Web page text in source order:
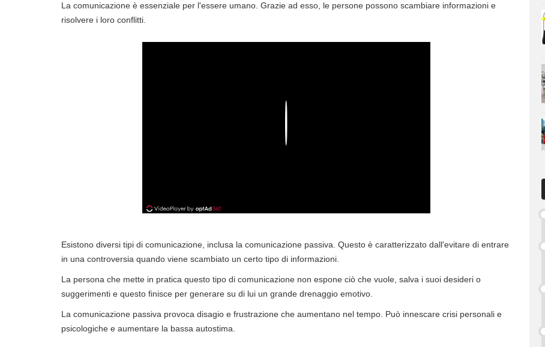
La comunicazione è essenziale per l'essere umano. Grazie ad esso, le persone possono scambiare informazioni e
risolvere i loro conflitti.
Esistono diversi tipi di comunicazione, inclusa la comunicazione passiva. Questo è caratterizzato dall'evitare di entrare
in una controversia quando viene scambiato un certo tipo di informazioni.
La persona che mette in pratica questo tipo di comunicazione non espone ciò che vuole, salva i suoi desideri o
suggerimenti e questo finisce per generare su di lui un grande drenaggio emotivo.
La comunicazione passiva provoca disagio e frustrazione che aumentano nel tempo. Può innescare crisi personali e
psicologiche e aumentare la bassa autostima.